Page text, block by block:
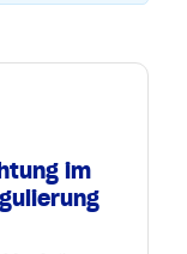
im